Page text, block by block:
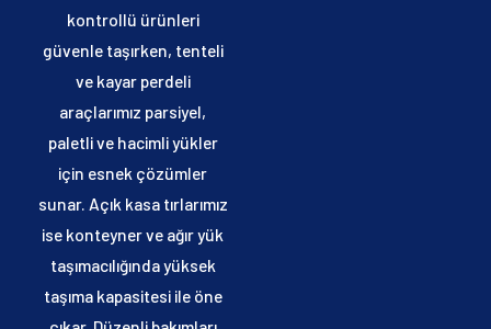
kontrollü ürünleri
güvenle taşırken, tenteli
ve kayar perdeli
araçlarımız parsiyel,
paletli ve hacimli yükler
için esnek çözümler
sunar. Açık kasa tırlarımız
ise konteyner ve ağır yük
taşımacılığında yüksek
taşıma kapasitesi ile öne